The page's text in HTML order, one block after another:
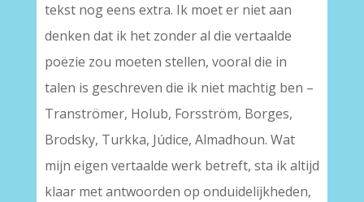
tekst nog eens extra. Ik moet er niet aan
denken dat ik het zonder al die vertaalde
poëzie zou moeten stellen, vooral die in
talen is geschreven die ik niet machtig ben –
Tranströmer, Holub, Forsström, Borges,
Brodsky, Turkka, Júdice, Almadhoun. Wat
mijn eigen vertaalde werk betreft, sta ik altijd
klaar met antwoorden op onduidelijkheden,